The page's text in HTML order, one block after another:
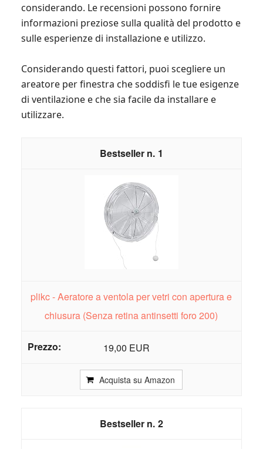
considerando. Le recensioni possono fornire
informazioni preziose sulla qualità del prodotto e
sulle esperienze di installazione e utilizzo.
Considerando questi fattori, puoi scegliere un
areatore per finestra che soddisfi le tue esigenze
di ventilazione e che sia facile da installare e
utilizzare.
1
plikc - Aeratore a ventola per vetri con apertura e
chiusura (Senza retina antinsetti foro 200)
19,00 EUR
Acquista su Amazon
2